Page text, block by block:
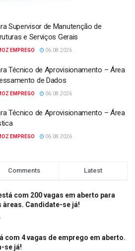
Supervisor de Manutenção de
e Serviços Gerais
EMPREGO 06.08.2026
Técnico de Aprovisionamento – Área
de Dados
EMPREGO 06.08.2026
Técnico de Aprovisionamento – Área
EMPREGO 06.08.2026
Comments Latest
com 200 vagas em aberto para
àreas. Candidate-se já!
com 4 vagas de emprego em aberto.
se já!